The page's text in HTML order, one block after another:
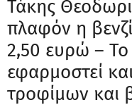
Τάκης
πλαφόν η
2,50 ευρώ – Το
εφαρμοστεί
τροφίμων και